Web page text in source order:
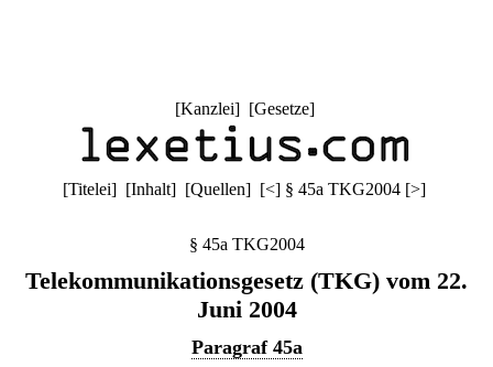
[Kanzlei] [Gesetze]
[Titelei] [Inhalt] [Quellen] [<] § 45a TKG2004 [>]
§ 45a TKG2004
Telekommunikationsgesetz (TKG) vom 22.
Juni 2004
Paragraf 45a